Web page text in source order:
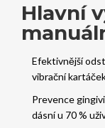
Hlavní
Efektivnější
vibrační
Prevence
dásní u 70 %